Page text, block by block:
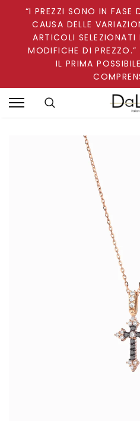
“I PREZZI SONO IN FASE
CAUSA DELLE
ARTICOLI SELEZIONATI
MODIFICHE DI
IL PRIMA